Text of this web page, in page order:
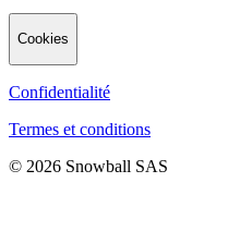
Cookies
Confidentialité
Termes et conditions
© 2026 Snowball SAS